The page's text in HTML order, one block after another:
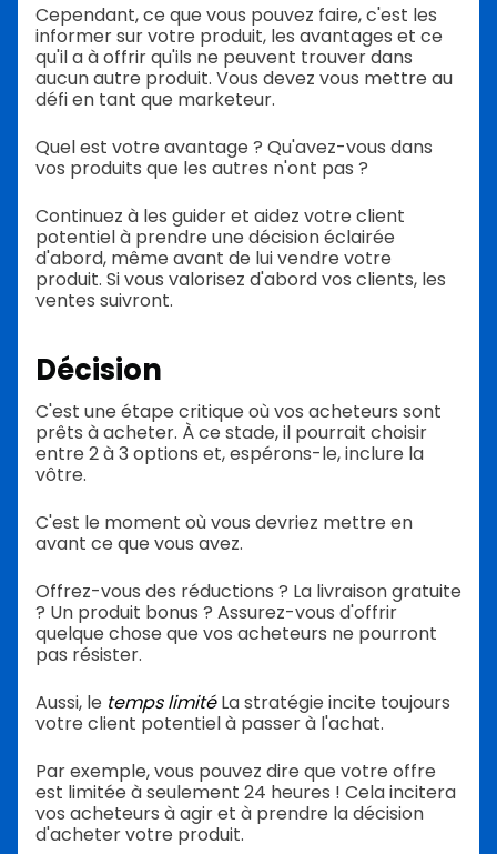
Cependant, ce que vous pouvez faire, c'est les
informer sur votre produit, les avantages et ce
qu'il a à offrir qu'ils ne peuvent trouver dans
aucun autre produit. Vous devez vous mettre au
défi en tant que marketeur.
Quel est votre avantage ? Qu'avez-vous dans
vos produits que les autres n'ont pas ?
Continuez à les guider et aidez votre client
potentiel à prendre une décision éclairée
d'abord, même avant de lui vendre votre
produit. Si vous valorisez d'abord vos clients, les
ventes suivront.
Décision
C'est une étape critique où vos acheteurs sont
prêts à acheter. À ce stade, il pourrait choisir
entre 2 à 3 options et, espérons-le, inclure la
vôtre.
C'est le moment où vous devriez mettre en
avant ce que vous avez.
Offrez-vous des réductions ? La livraison gratuite
? Un produit bonus ? Assurez-vous d'offrir
quelque chose que vos acheteurs ne pourront
pas résister.
Aussi, le temps limitéLa stratégie incite toujours
votre client potentiel à passer à l'achat.
Par exemple, vous pouvez dire que votre offre
est limitée à seulement 24 heures ! Cela incitera
vos acheteurs à agir et à prendre la décision
d'acheter votre produit.